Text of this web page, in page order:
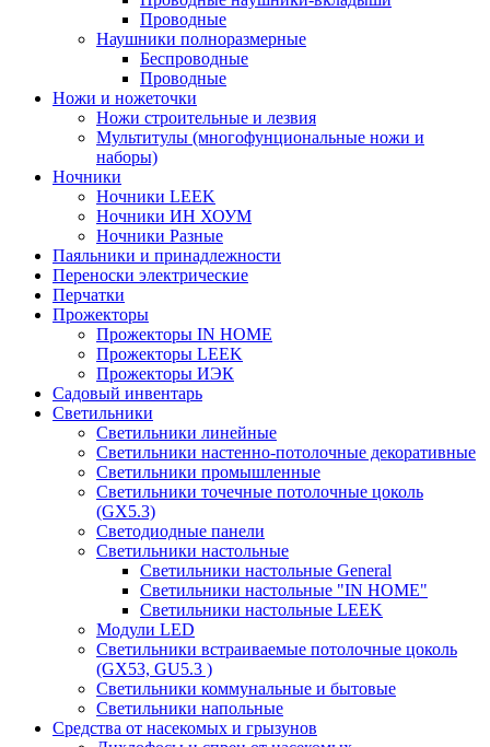
Проводные
Наушники полноразмерные
Беспроводные
Проводные
Ножи и ножеточки
Ножи строительные и лезвия
Мультитулы (многофунциональные ножи и
наборы)
Ночники
Ночники LEEK
Ночники ИН ХОУМ
Ночники Разные
Паяльники и принадлежности
Переноски электрические
Перчатки
Прожекторы
Прожекторы IN HOME
Прожекторы LEEK
Прожекторы ИЭК
Садовый инвентарь
Светильники
Светильники линейные
Светильники настенно-потолочные декоративные
Светильники промышленные
Светильники точечные потолочные цоколь
(GX5.3)
Светодиодные панели
Cветильники настольные
Светильники настольные General
Светильники настольные "IN HOME"
Светильники настольные LEEK
Модули LED
Светильники встраиваемые потолочные цоколь
(GX53, GU5.3 )
Светильники коммунальные и бытовые
Светильники напольные
Средства от насекомых и грызунов